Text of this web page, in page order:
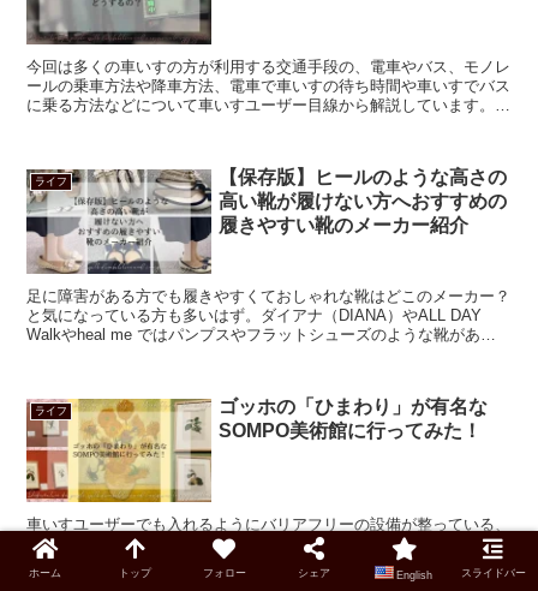
今回は多くの車いすの方が利用する交通手段の、電車やバス、モノレ
ールの乗車方法や降車方法、電車で車いすの待ち時間や車いすでバス
に乗る方法などについて車いすユーザー目線から解説しています。大
ライフ
【保存版】ヒールのような高さの
高い靴が履けない方へおすすめの
履きやすい靴のメーカー紹介
足に障害がある方でも履きやすくておしゃれな靴はどこのメーカー？
と気になっている方も多いはず。ダイアナ（DIANA）やALL DAY
Walkやheal me ではパンプスやフラットシューズのような靴がある
ライフ
ゴッホの「ひまわり」が有名な
SOMPO美術館に行ってみた！
車いすユーザーでも入れるようにバリアフリーの設備が整っている、
SOMPO美術館に行ってきました。SOMPO美術館の場所や開園日や
時間も紹介しています。2021年頃から有名の「ゴッホのひまわり」
は写真撮影がOKとなり記念に残る思い出ができて嬉しいです。他の
ホーム トップ フォロー シェア English スライドバー